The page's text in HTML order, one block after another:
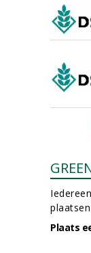
Plaats